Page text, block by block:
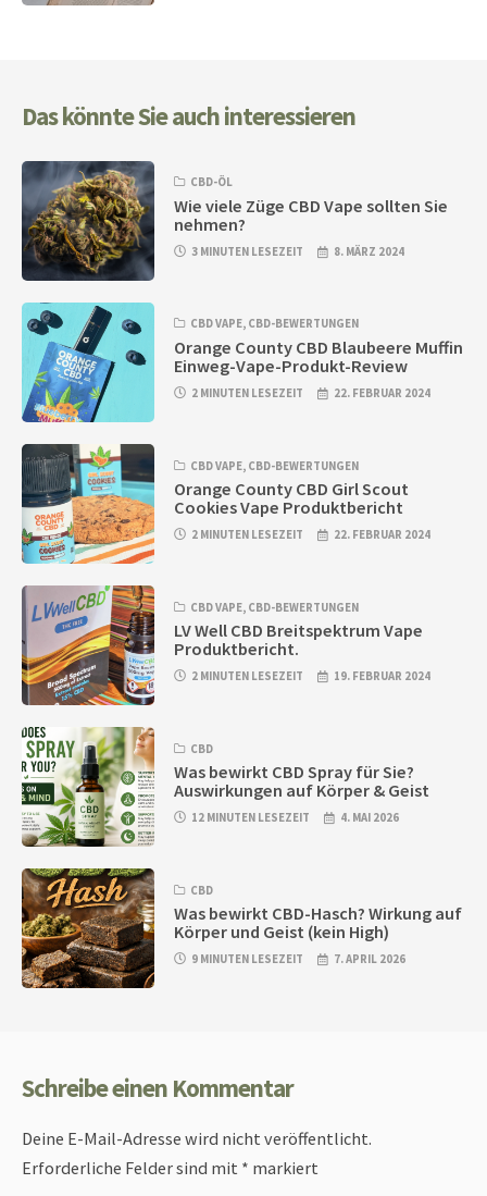
Das könnte Sie auch interessieren
CBD-ÖL
Wie viele Züge CBD Vape sollten Sie
nehmen?
3 MINUTEN LESEZEIT 8. MÄRZ 2024
CBD VAPE, CBD-BEWERTUNGEN
Orange County CBD Blaubeere Muffin
Einweg-Vape-Produkt-Review
2 MINUTEN LESEZEIT 22. FEBRUAR 2024
CBD VAPE, CBD-BEWERTUNGEN
Orange County CBD Girl Scout
Cookies Vape Produktbericht
2 MINUTEN LESEZEIT 22. FEBRUAR 2024
CBD VAPE, CBD-BEWERTUNGEN
LV Well CBD Breitspektrum Vape
Produktbericht.
2 MINUTEN LESEZEIT 19. FEBRUAR 2024
CBD
Was bewirkt CBD Spray für Sie?
Auswirkungen auf Körper & Geist
12 MINUTEN LESEZEIT 4. MAI 2026
CBD
Was bewirkt CBD-Hasch? Wirkung auf
Körper und Geist (kein High)
9 MINUTEN LESEZEIT 7. APRIL 2026
Schreibe einen Kommentar
Deine E-Mail-Adresse wird nicht veröffentlicht.
Erforderliche Felder sind mit * markiert